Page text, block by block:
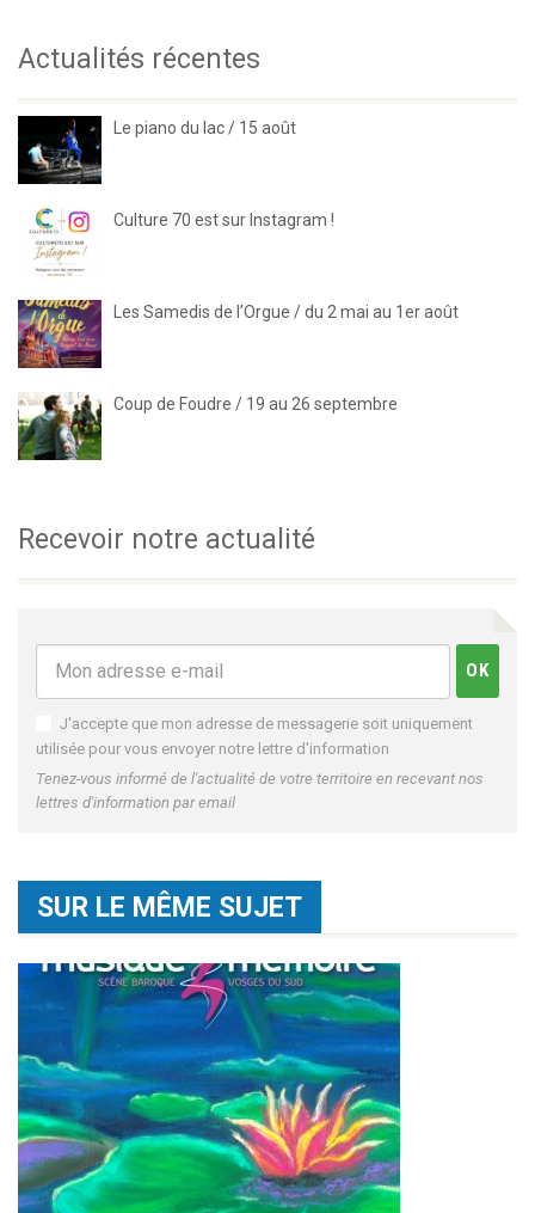
Actualités récentes
Le piano du lac / 15 août
Culture 70 est sur Instagram !
Les Samedis de l’Orgue / du 2 mai au 1er août
Coup de Foudre / 19 au 26 septembre
Recevoir notre actualité
J'accepte que mon adresse de messagerie soit uniquement
utilisée pour vous envoyer notre lettre d'information
Tenez-vous informé de l'actualité de votre territoire en recevant nos
lettres d'information par email
SUR LE MÊME SUJET